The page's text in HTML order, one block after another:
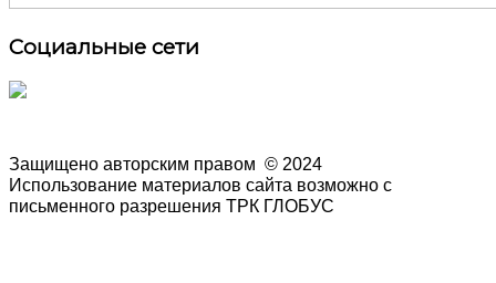
Социальные сети
Защищено авторским правом © 2024
Использование материалов сайта возможно с
письменного разрешения ТРК ГЛОБУС